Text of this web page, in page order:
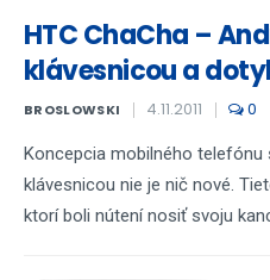
HTC ChaCha –
klávesnicou a
BROSLOWSKI 4.11.2011 0
Koncepcia mobilného
klávesnicou nie je nič nové.
ktorí boli nútení nosiť svoju